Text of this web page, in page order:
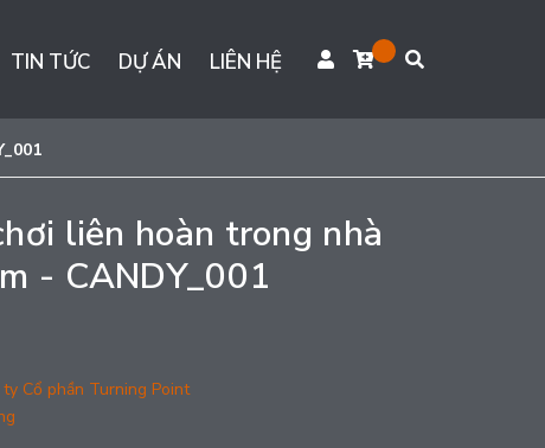
TIN TỨC DỰ ÁN LIÊN HỆ
liên hoàn trong nhà
- CANDY_001
ty Cổ phần Turning Point